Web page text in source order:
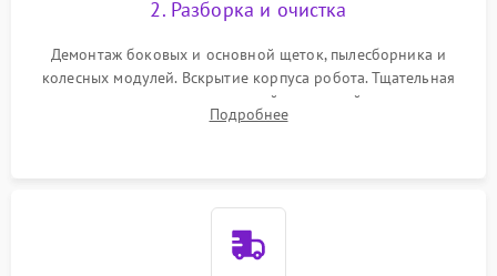
2. Разборка и очистка
Демонтаж боковых и основной щеток, пылесборника и
колесных модулей. Вскрытие корпуса робота. Тщательная
очистка внутренних полостей, шестерней и плат от
скопившейся пыли, волос и шерсти животных с
Подробнее